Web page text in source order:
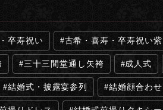
卒寿祝い 古希・喜寿・卒寿祝い
三十三間堂通し矢袴 成人式
結婚式・披露宴参列 結婚顔合わ